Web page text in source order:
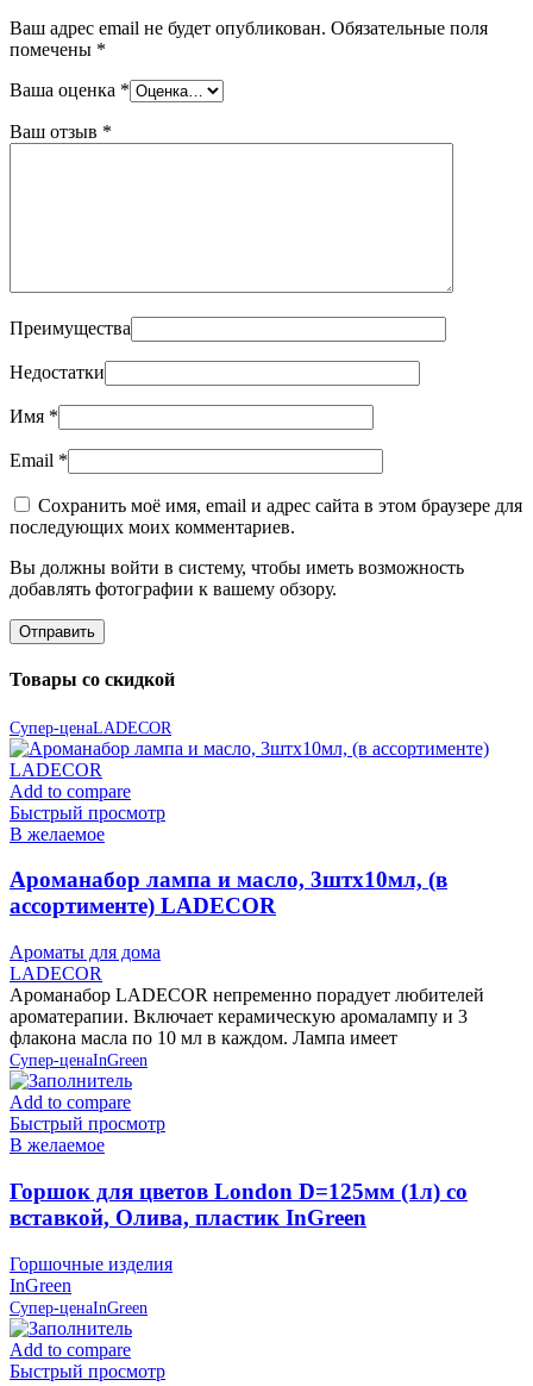
Ваш адрес email не будет опубликован. Обязательные поля
помечены *
Ваша оценка *
Ваш отзыв *
Преимущества
Недостатки
Имя *
Email *
Сохранить моё имя, email и адрес сайта в этом браузере для
последующих моих комментариев.
Вы должны войти в систему, чтобы иметь возможность
добавлять фотографии к вашему обзору.
Товары со скидкой
Супер-ценаLADECOR
Add to compare
Быстрый просмотр
В желаемое
Ароманабор лампа и масло, 3штx10мл, (в
ассортименте) LADECOR
Ароматы для дома
LADECOR
Ароманабор LADECOR непременно порадует любителей
ароматерапии. Включает керамическую аромалампу и 3
флакона масла по 10 мл в каждом. Лампа имеет
Супер-ценаInGreen
Add to compare
Быстрый просмотр
В желаемое
Горшок для цветов London D=125мм (1л) со
вставкой, Олива, пластик InGreen
Горшочные изделия
InGreen
Супер-ценаInGreen
Add to compare
Быстрый просмотр